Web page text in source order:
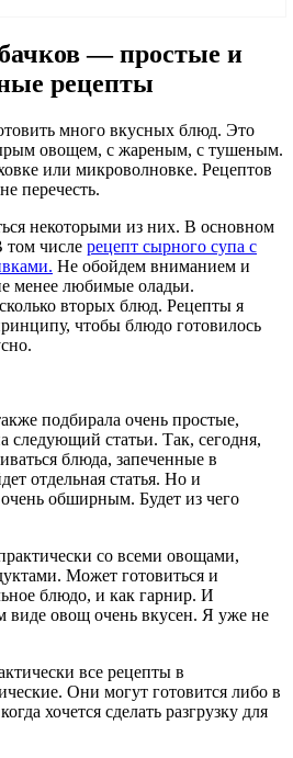
— простые и
рецепты
много вкусных блюд. Это
овощем, с жареным, с тушеным.
или микроволновке. Рецептов
перечесть.
некоторыми из них. В основном
том числе рецепт сырного супа с
Не обойдем вниманием и
менее любимые оладьи.
вторых блюд. Рецепты я
чтобы блюдо готовилось
подбирала очень простые,
следующий статьи. Так, сегодня,
блюда, запеченные в
отдельная статья. Но и
обширным. Будет из чего
со всеми овощами,
Может готовиться и
блюдо, и как гарнир. И
овощ очень вкусен. Я уже не
все рецепты в
Они могут готовится либо в
хочется сделать разгрузку для